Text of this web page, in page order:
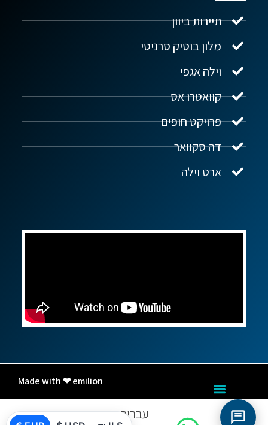
תיירות ביוון
מלון בוטיק סרניטי
וילה אגפי
קוואטרו אס
פרויקט חופים
דה סקוואר
ארט וילה
Made with ❤ emilion
עברית
נדל"ן ביוון G.R.E
שלום! איך אפשר לעזור?